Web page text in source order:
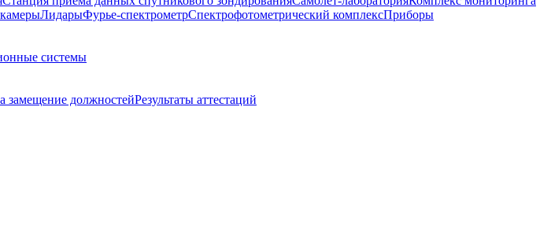
ЛидарыФурье-спектрометрСпектрофотометрический комплексПриборы
системы
замещение должностейРезультаты аттестаций